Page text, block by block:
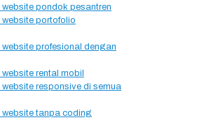
pondok pesantren
portofolio
profesional dengan
rental mobil
responsive di semua
tanpa coding